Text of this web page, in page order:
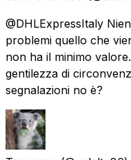
@DHLExpressItaly
problemi quello che
non ha il minimo
gentilezza di
segnalazioni no è?